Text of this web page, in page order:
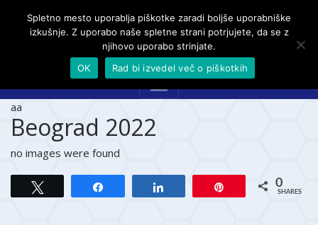
aa
Beograd 2022
no images were found
0
SHARES
Spletno mesto uporablja piškotke zaradi boljše uporabniške
izkušnje. Z uporabo naše spletne strani potrjujete, da se z
njihovo uporabo strinjate.
OK
Rad bi izvedel več o piškotkih